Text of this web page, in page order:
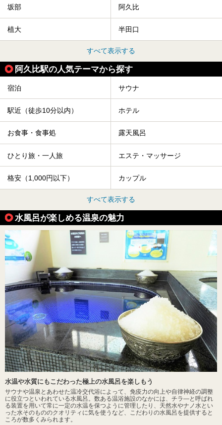
坂部 阿久比
植大 半田口
すべて表示する
阿久比駅の人気テーマから探す
宿泊 サウナ
駅近（徒歩10分以内） ホテル
お食事・食事処 露天風呂
ひとり旅・一人旅 エステ・マッサージ
格安（1,000円以下） カップル
すべて表示する
水風呂が楽しめる温泉の魅力
水温や水質にもこだわった極上の水風呂を楽しもう
サウナや温泉とあわせた温冷交代浴によって、免疫力の向上や自律神経の調整
に役立つといわれている水風呂。数ある温浴施設のなかには、チラ―と呼ばれ
る装置を用いて常に一定の水温を保つように管理したり、天然水やナノ水とい
った水そのもののクオリティに気を使うなど、こだわりの水風呂を提供すると
ころが数多くみられます。